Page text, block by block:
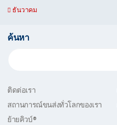
ธันวาคม
ค้นหา
ติดต่อเรา
สถานการณ์ขนส่งทั่วโลกของเรา
ย้ายคิวบ์®